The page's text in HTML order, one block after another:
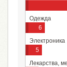
Одежда
6
Электроника
5
Лекарства,